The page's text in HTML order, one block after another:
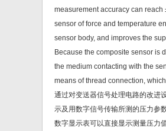
measurement accuracy can
sensor of force and temperature
sensor body, and improves the
Because the composite sensor is
the medium contacting with the
means of thread connection,
通过对变送器信号处理电路的改进
示及用数字信号传输所测的压力参
数字显示表可以直接显示测量压力